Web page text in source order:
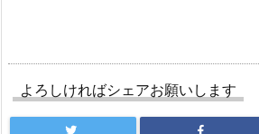
よろしければシェアお願いします